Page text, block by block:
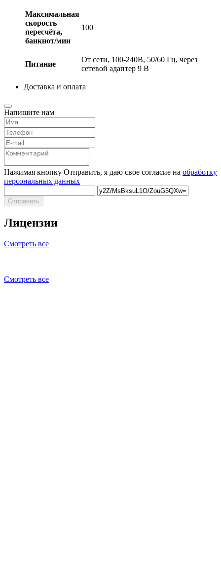
Максимальная
скорость
пересчёта,
банкнот/мин
100
Питание
От сети, 100-240В, 50/60 Гц, через
сетевой адаптер 9 В
Доставка и оплата
Напишите нам
Нажимая кнопку Отправить, я даю свое согласие на обработку
персональных данных
Отправить
Лицензии
Смотреть все
Смотреть все